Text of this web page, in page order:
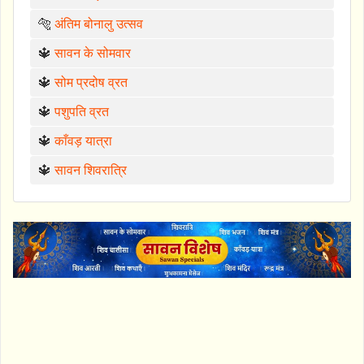
🐅 अंतिम बोनालु उत्सव
🔱सावन के सोमवार
🔱सोम प्रदोष व्रत
🔱पशुपति व्रत
🔱काँवड़ यात्रा
🔱सावन शिवरात्रि